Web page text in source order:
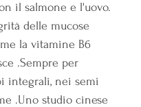
il salmone e l'uovo.
delle mucose
la vitamine B6
.Sempre per
integrali, nei semi
.Uno studio cinese